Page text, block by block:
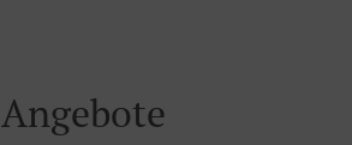
Angebote